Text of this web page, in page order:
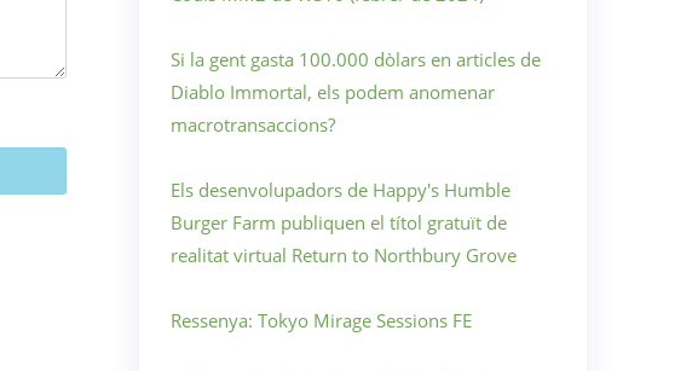
Si la gent gasta 100.000 dòlars en articles de
Diablo Immortal, els podem anomenar
macrotransaccions?
Els desenvolupadors de Happy's Humble
Burger Farm publiquen el títol gratuït de
realitat virtual Return to Northbury Grove
Ressenya: Tokyo Mirage Sessions FE